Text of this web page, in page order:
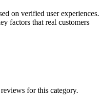
on verified user experiences.
factors that real customers
for this category.